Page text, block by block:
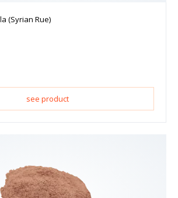
(Syrian Rue)
see product